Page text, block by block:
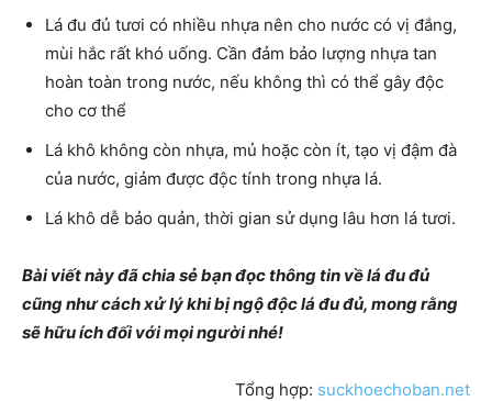
Lá đu đủ tươi có nhiều nhựa nên cho nước có vị đắng,
mùi hắc rất khó uống. Cần đảm bảo lượng nhựa tan
hoàn toàn trong nước, nếu không thì có thể gây độc
cho cơ thể
Lá khô không còn nhựa, mủ hoặc còn ít, tạo vị đậm đà
của nước, giảm được độc tính trong nhựa lá.
Lá khô dễ bảo quản, thời gian sử dụng lâu hơn lá tươi.
Bài viết này đã chia sẻ bạn đọc thông tin về lá đu đủ
cũng như cách xử lý khi bị ngộ độc lá đu đủ, mong rằng
sẽ hữu ích đối với mọi người nhé!
Tổng hợp: suckhoechoban.net